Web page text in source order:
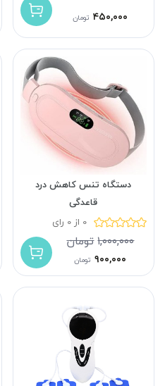
۴۵۰,۰۰۰ تومان
دستگاه تنس کاهش درد
قاعدگی
0 از 0 رای
۱,۰۰۰,۰۰۰تومان
۹۰۰,۰۰۰ تومان